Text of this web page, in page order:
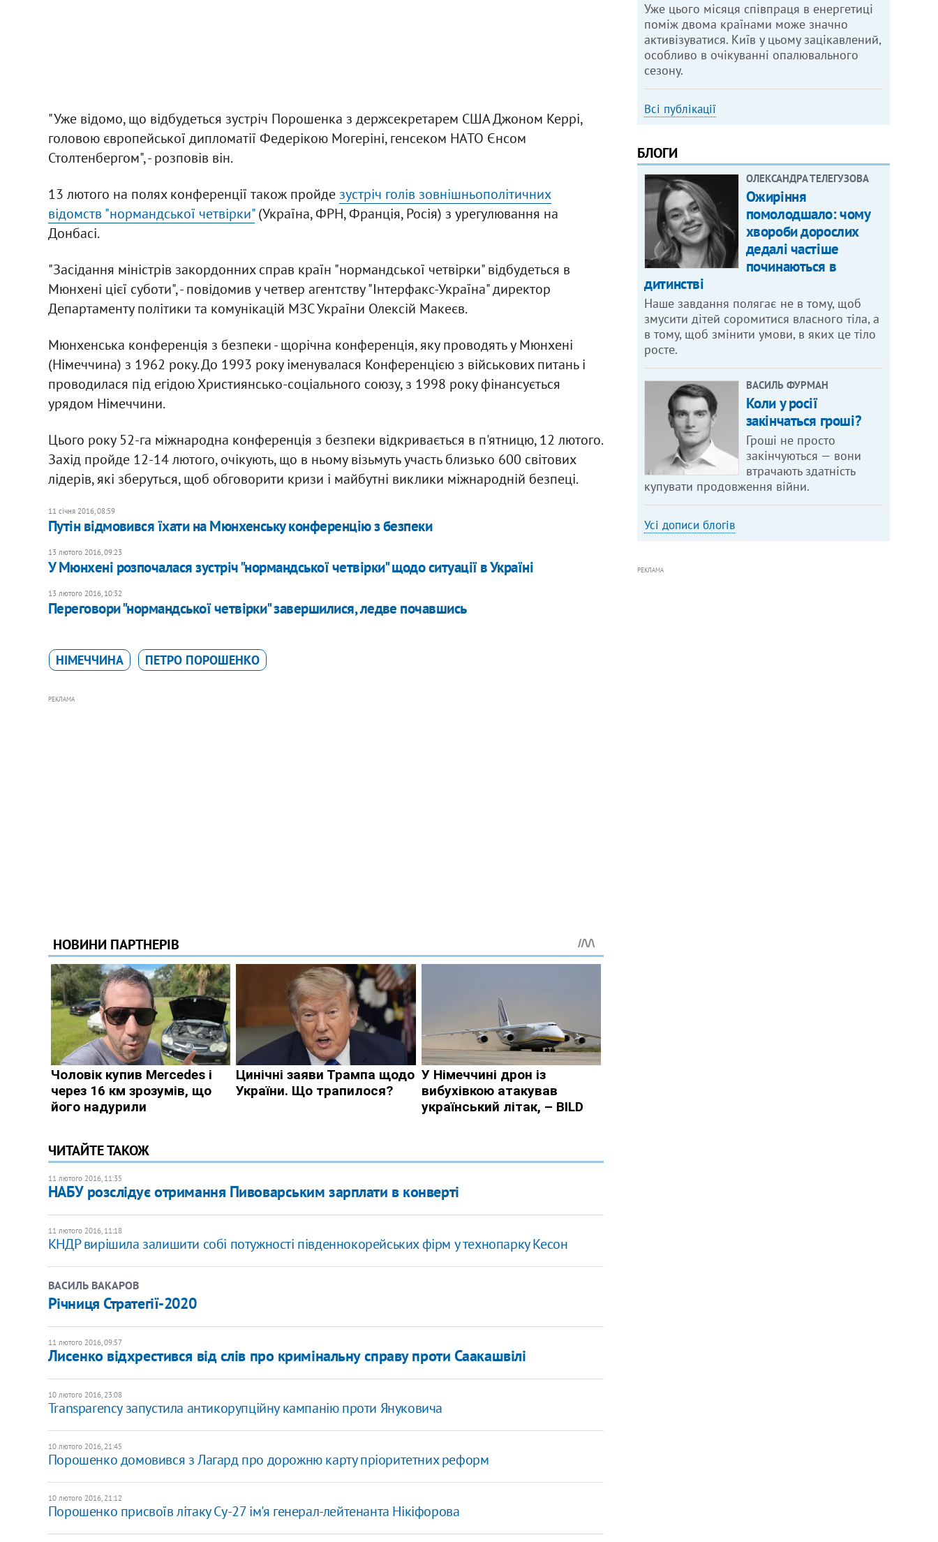
"Уже відомо, що відбудеться зустріч Порошенка з держсекретарем США Джоном Керрі,
головою європейської дипломатії Федерікою Могеріні, генсеком НАТО Єнсом
Столтенбергом", - розповів він.
13 лютого на полях конференції також пройде зустріч голів зовнішньополітичних
відомств "нормандської четвірки"(Україна, ФРН, Франція, Росія) з урегулювання на
Донбасі.
"Засідання міністрів закордонних справ країн "нормандської четвірки" відбудеться в
Мюнхені цієї суботи", - повідомив у четвер агентству "Інтерфакс-Україна" директор
Департаменту політики та комунікацій МЗС України Олексій Макеєв.
Мюнхенська конференція з безпеки - щорічна конференція, яку проводять у Мюнхені
(Німеччина) з 1962 року. До 1993 року іменувалася Конференцією з військових питань і
проводилася під егідою Християнсько-соціального союзу, з 1998 року фінансується
урядом Німеччини.
Цього року 52-га міжнародна конференція з безпеки відкривається в п'ятницю, 12 лютого.
Захід пройде 12-14 лютого, очікують, що в ньому візьмуть участь близько 600 світових
лідерів, які зберуться, щоб обговорити кризи і майбутні виклики міжнародній безпеці.
11 січня 2016, 08:59
Путін відмовився їхати на Мюнхенську конференцію з безпеки
13 лютого 2016, 09:23
У Мюнхені розпочалася зустріч "нормандської четвірки" щодо ситуації в Україні
13 лютого 2016, 10:32
Переговори "нормандської четвірки" завершилися, ледве почавшись
НІМЕЧЧИНА ПЕТРО ПОРОШЕНКО
РЕКЛАМА
ЧИТАЙТЕ ТАКОЖ
11 лютого 2016, 11:35
НАБУ розслідує отримання Пивоварським зарплати в конверті
11 лютого 2016, 11:18
КНДР вирішила залишити собі потужності південнокорейських фірм у технопарку Кесон
ВАСИЛЬ ВАКАРОВ
Річниця Стратегії-2020
11 лютого 2016, 09:57
Лисенко відхрестився від слів про кримінальну справу проти Саакашвілі
10 лютого 2016, 23:08
Transparency запустила антикорупційну кампанію проти Януковича
10 лютого 2016, 21:45
Порошенко домовився з Лагард про дорожню карту пріоритетних реформ
10 лютого 2016, 21:12
Порошенко присвоїв літаку Су-27 ім'я генерал-лейтенанта Нікіфорова
Уже цього місяця співпраця в енергетиці
поміж двома країнами може значно
активізуватися. Київ у цьому зацікавлений,
особливо в очікуванні опалювального
сезону.
Всі публікації
БЛОГИ
ОЛЕКСАНДРА ТЕЛЕГУЗОВА
Ожиріння
помолодшало: чому
хвороби дорослих
дедалі частіше
починаються в
дитинстві
Наше завдання полягає не в тому, щоб
змусити дітей соромитися власного тіла, а
в тому, щоб змінити умови, в яких це тіло
росте.
ВАСИЛЬ ФУРМАН
Коли у росії
закінчаться гроші?
Гроші не просто
закінчуються — вони
втрачають здатність
купувати продовження війни.
Усі дописи блогів
РЕКЛАМА